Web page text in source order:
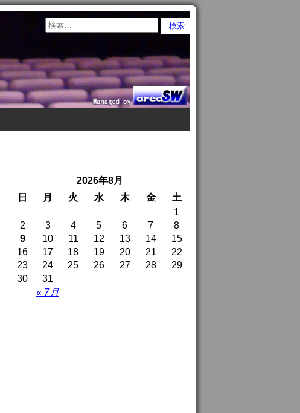
2026年8月
日
月 火 水 木 金 土
« 7月
1
2
3 4 5 6 7
8
9
10 11 12 13 14
15
16
17 18 19 20 21
22
23
24 25 26 27 28
29
30
31